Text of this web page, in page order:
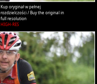
Kup oryginał w pełnej
rozdzielczości / Buy the original in
full resolution
HIGH-RES